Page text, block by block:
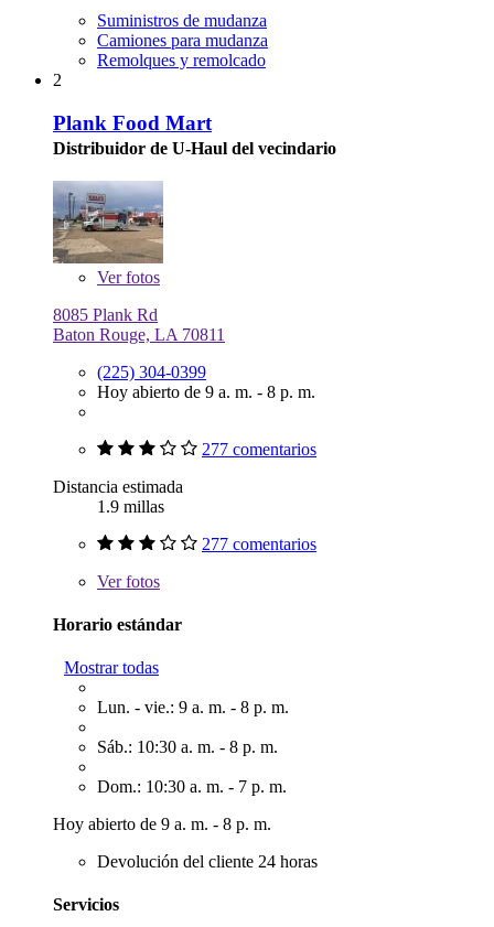
Suministros de mudanza
Camiones para mudanza
Remolques y remolcado
2
Plank Food Mart
Distribuidor de U-Haul del vecindario
Verfotos
8085 Plank Rd
Baton Rouge, LA 70811
(225) 304-0399
Hoy abierto de 9 a. m. - 8 p. m.
277 comentarios
Distancia estimada
1.9 millas
277 comentarios
Verfotos
Horario estándar
Mostrar todas
Lun. - vie.: 9 a. m. - 8 p. m.
Sáb.: 10:30 a. m. - 8 p. m.
Dom.: 10:30 a. m. - 7 p. m.
Hoy abierto de 9 a. m. - 8 p. m.
Devolución del cliente 24 horas
Servicios